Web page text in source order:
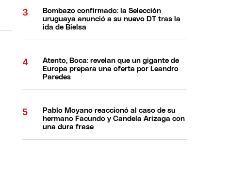
Bombazo confirmado: la Selección
uruguaya anunció a su nuevo DT tras la
ida de Bielsa
Atento, Boca: revelan que un gigante de
Europa prepara una oferta por Leandro
Paredes
Pablo Moyano reaccionó al caso de su
hermano Facundo y Candela Arizaga con
una dura frase